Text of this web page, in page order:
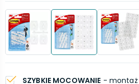
SZYBKIE MOCOWANIE - montaż